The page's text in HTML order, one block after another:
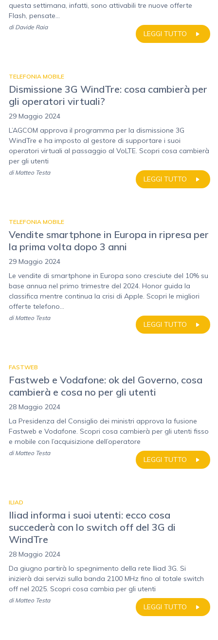
questa settimana, infatti, sono attivabili tre nuove offerte
Flash, pensate...
LEGGI TUTTO
di Davide Raia
TELEFONIA MOBILE
Dismissione 3G WindTre: cosa cambierà per
gli operatori virtuali?
29 Maggio 2024
L’AGCOM approva il programma per la dismissione 3G
WindTre e ha imposto al gestore di supportare i suoi
operatori virtuali al passaggio al VoLTE. Scopri cosa cambierà
per gli utenti
LEGGI TUTTO
di Matteo Testa
TELEFONIA MOBILE
Vendite smartphone in Europa in ripresa per
la prima volta dopo 3 anni
29 Maggio 2024
Le vendite di smartphone in Europa sono cresciute del 10% su
base annua nel primo trimestre del 2024. Honor guida la
classifica mentre continua la crisi di Apple. Scopri le migliori
offerte telefono...
LEGGI TUTTO
di Matteo Testa
FASTWEB
Fastweb e Vodafone: ok del Governo, cosa
cambierà e cosa no per gli utenti
28 Maggio 2024
La Presidenza del Consiglio dei ministri approva la fusione
Fastweb e Vodafone. Scopri cosa cambierà per gli utenti fisso
e mobile con l’acquisizione dell’operatore
LEGGI TUTTO
di Matteo Testa
ILIAD
Iliad informa i suoi utenti: ecco cosa
succederà con lo switch off del 3G di
WindTre
28 Maggio 2024
Da giugno partirà lo spegnimento della rete Iliad 3G. Si
inizierà dai servizi sulla banda 2100 MHz fino al totale switch
off nel 2025. Scopri cosa cambia per gli utenti
LEGGI TUTTO
di Matteo Testa